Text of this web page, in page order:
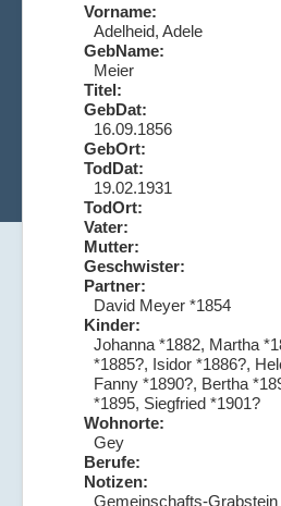
Vorname:
Adelheid, Adele
GebName:
Meier
Titel:
GebDat:
16.09.1856
GebOrt:
TodDat:
19.02.1931
TodOrt:
Vater:
Mutter:
Geschwister:
Partner:
David Meyer *1854
Kinder:
Johanna *1882, Martha
*1885?, Isidor *1886?,
Fanny *1890?, Bertha
*1895, Siegfried *1901?
Wohnorte:
Gey
Berufe:
Notizen:
Gemeinschafts-